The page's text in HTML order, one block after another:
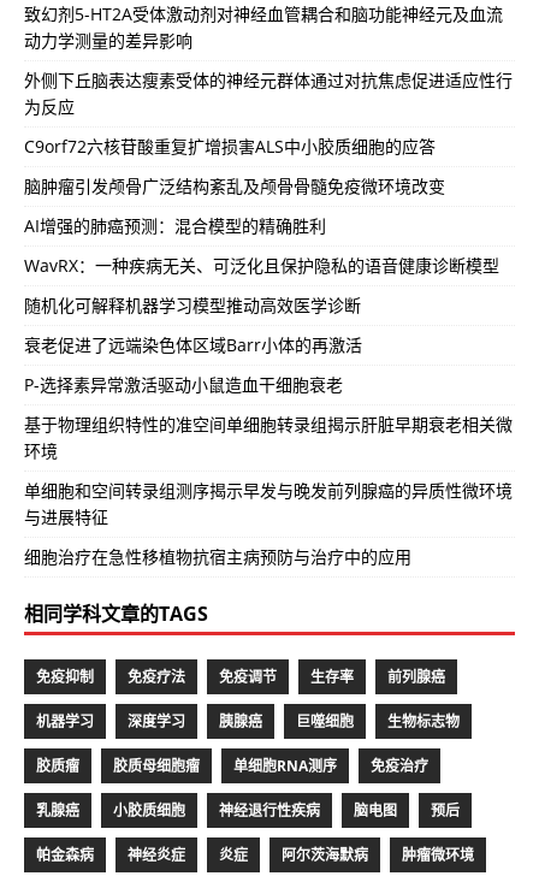
致幻剂5-HT2A受体激动剂对神经血管耦合和脑功能神经元及血流
动力学测量的差异影响
外侧下丘脑表达瘦素受体的神经元群体通过对抗焦虑促进适应性行
为反应
C9orf72六核苷酸重复扩增损害ALS中小胶质细胞的应答
脑肿瘤引发颅骨广泛结构紊乱及颅骨骨髓免疫微环境改变
AI增强的肺癌预测：混合模型的精确胜利
WavRX：一种疾病无关、可泛化且保护隐私的语音健康诊断模型
随机化可解释机器学习模型推动高效医学诊断
衰老促进了远端染色体区域Barr小体的再激活
P-选择素异常激活驱动小鼠造血干细胞衰老
基于物理组织特性的准空间单细胞转录组揭示肝脏早期衰老相关微
环境
单细胞和空间转录组测序揭示早发与晚发前列腺癌的异质性微环境
与进展特征
细胞治疗在急性移植物抗宿主病预防与治疗中的应用
相同学科文章的TAGS
免疫抑制 免疫疗法 免疫调节 生存率 前列腺癌
机器学习 深度学习 胰腺癌 巨噬细胞 生物标志物
胶质瘤 胶质母细胞瘤 单细胞RNA测序 免疫治疗
乳腺癌 小胶质细胞 神经退行性疾病 脑电图 预后
帕金森病 神经炎症 炎症 阿尔茨海默病 肿瘤微环境